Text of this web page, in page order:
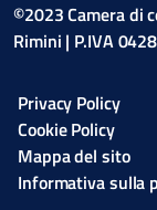
©2023 Camera di
Rimini | P.IVA
Privacy Policy
Cookie Policy
Mappa del sito
Informativa sulla